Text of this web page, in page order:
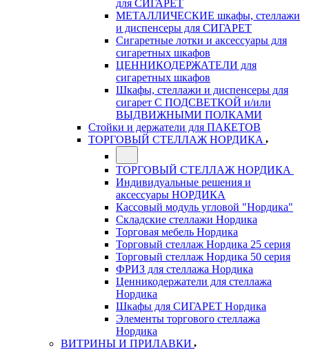
для СИГАРЕТ
МЕТАЛЛИЧЕСКИЕ шкафы, стеллажи
и диспенсеры для СИГАРЕТ
Сигаретные лотки и аксессуары для
сигаретных шкафов
ЦЕННИКОДЕРЖАТЕЛИ для
сигаретных шкафов
Шкафы, стеллажи и диспенсеры для
сигарет С ПОДСВЕТКОЙ и/или
ВЫДВИЖНЫМИ ПОЛКАМИ
Стойки и держатели для ПАКЕТОВ
ТОРГОВЫЙ СТЕЛЛАЖ НОРДИКА
ТОРГОВЫЙ СТЕЛЛАЖ НОРДИКА
Индивидуальные решения и
аксессуары НОРДИКА
Кассовый модуль угловой "Нордика"
Складские стеллажи Нордика
Торговая мебель Нордика
Торговый стеллаж Нордика 25 серия
Торговый стеллаж Нордика 50 серия
ФРИЗ для стеллажа Нордика
Ценникодержатели для стеллажа
Нордика
Шкафы для СИГАРЕТ Нордика
Элементы торгового стеллажа
Нордика
ВИТРИНЫ И ПРИЛАВКИ